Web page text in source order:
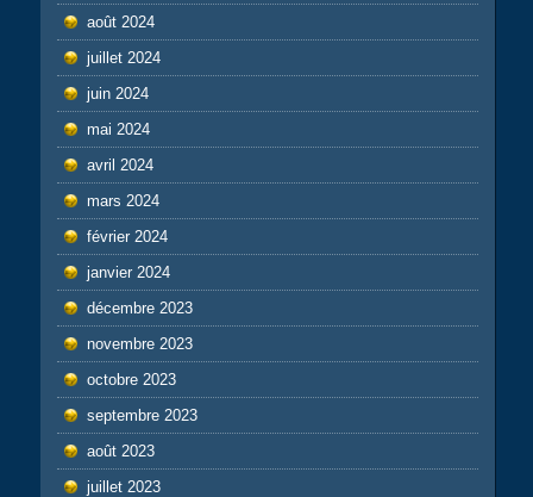
août 2024
juillet 2024
juin 2024
mai 2024
avril 2024
mars 2024
février 2024
janvier 2024
décembre 2023
novembre 2023
octobre 2023
septembre 2023
août 2023
juillet 2023